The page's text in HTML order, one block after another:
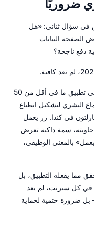
ضروريًا
في سؤال ثنائي: «هل
الصفحة البيانات
دفع ناجحة؟
يُصدر المستخدمون المعاصرون حكمهم على تطبيق ما في أقل من 50
البشري لتشكيل انطباع
في كندا. زر يعمل
نص يتجاوز حاويته، سمة داكنة تعرض
بالمعنى الوظيفي،
مما يفعله التطبيق، بل
في كل سبرنت، لم يعد
بل ضرورة حتمية لحماية